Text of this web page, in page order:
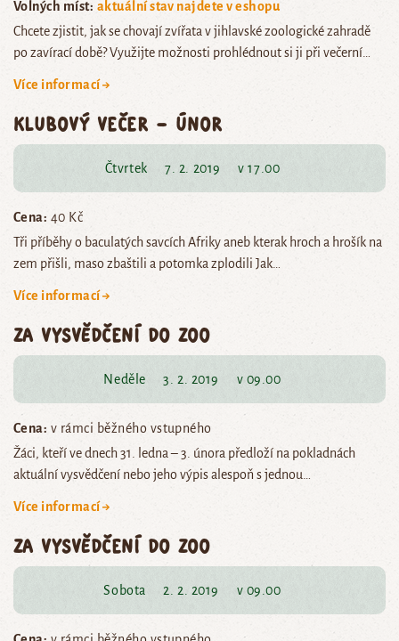
Volných míst: aktuální stav najdete v eshopu
Chcete zjistit, jak se chovají zvířata v jihlavské zoologické zahradě
po zavírací době? Využijte možnosti prohlédnout si ji při večerní…
Více informací →
Klubový večer – únor
Čtvrtek 7. 2. 2019 v 17.00
Cena: 40 Kč
Tři příběhy o baculatých savcích Afriky aneb kterak hroch a hrošík na
zem přišli, maso zbaštili a potomka zplodili Jak…
Více informací →
Za vysvědčení do zoo
Neděle 3. 2. 2019 v 09.00
Cena: v rámci běžného vstupného
Žáci, kteří ve dnech 31. ledna – 3. února předloží na pokladnách
aktuální vysvědčení nebo jeho výpis alespoň s jednou…
Více informací →
Za vysvědčení do zoo
Sobota 2. 2. 2019 v 09.00